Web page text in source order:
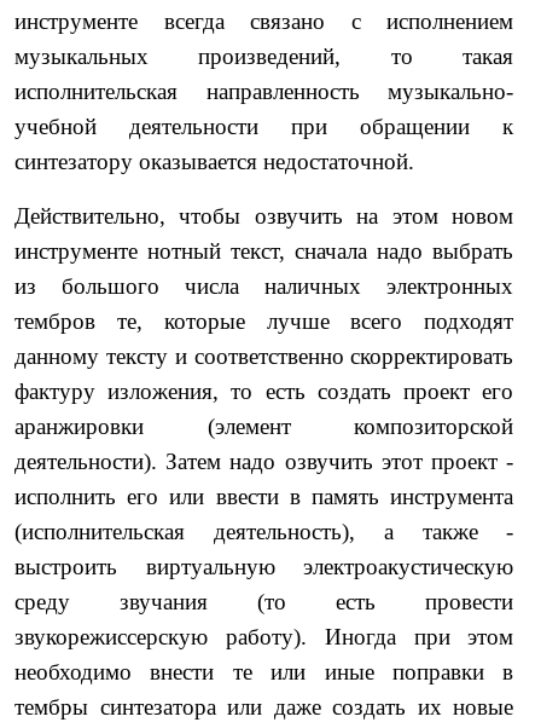
инструменте всегда связано с исполнением
музыкальных произведений, то такая
исполнительская направленность музыкально-
учебной деятельности при обращении к
синтезатору оказывается недостаточной.
Действительно, чтобы озвучить на этом новом
инструменте нотный текст, сначала надо выбрать
из большого числа наличных электронных
тембров те, которые лучше всего подходят
данному тексту и соответственно скорректировать
фактуру изложения, то есть создать проект его
аранжировки (элемент композиторской
деятельности). Затем надо озвучить этот проект -
исполнить его или ввести в память инструмента
(исполнительская деятельность), а также -
выстроить виртуальную электроакустическую
среду звучания (то есть провести
звукорежиссерскую работу). Иногда при этом
необходимо внести те или иные поправки в
тембры синтезатора или даже создать их новые